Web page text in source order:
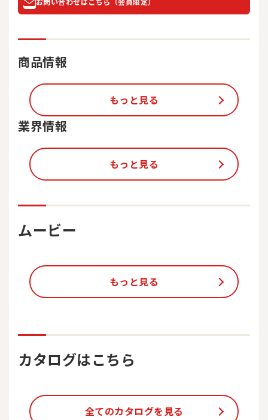
商品情報
もっと見る
業界情報
もっと見る
ムービー
もっと見る
カタログはこちら
全てのカタログを見る